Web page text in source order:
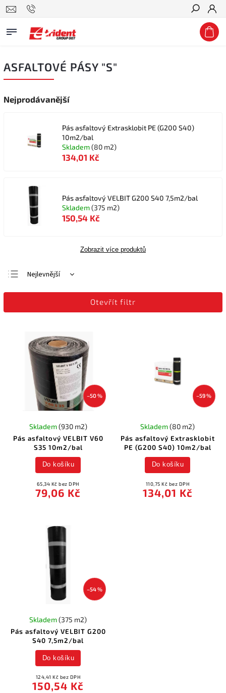
Hledat
ASFALTOVÉ PÁSY "S"
Nejprodávanější
Pás asfaltový Extrasklobit PE (G200 S40)
10m2/bal
Skladem(80 m2)
134,01 Kč
Pás asfaltový VELBIT G200 S40 7,5m2/bal
Skladem(375 m2)
150,54 Kč
Zobrazit více produktů
Nejlevnější
Nejdražší
Otevřít filtr
–50 %
Pás asfaltový VELBIT V60
S35 10m2/bal
Skladem(930 m2)
65,34 Kč bez DPH
79,06 Kč
Do košíku
–59 %
Pás asfaltový Extrasklobit
PE (G200 S40) 10m2/bal
Skladem(80 m2)
110,75 Kč bez DPH
134,01 Kč
Do košíku
–54 %
Pás asfaltový VELBIT G200
S40 7,5m2/bal
Skladem(375 m2)
124,41 Kč bez DPH
150,54 Kč
Do košíku